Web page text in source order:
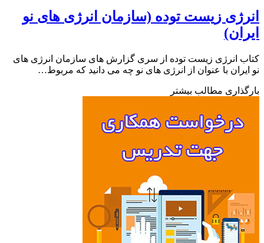
زیست توده (سازمان انرژی های نو
انرژی زیست توده از سری گزارش های سازمان انرژی های
با عنوان از انرژی های نو چه می دانید که مربوط…
مطالب بیشتر